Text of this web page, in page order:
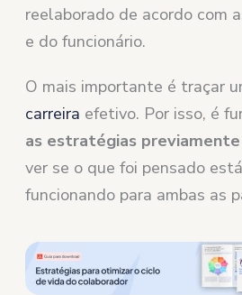
reelaborado de acordo com
e do funcionário.
O mais importante é traçar
carreira efetivo. Por isso, é
as estratégias
ver se o que foi pensado
funcionando para ambas as